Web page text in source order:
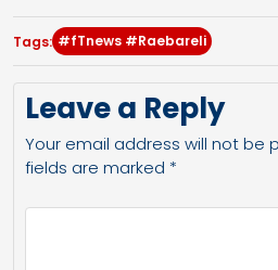
Tags: #fTnews #Raebareli
Leave a Reply
Your email address will not be
fields are marked *